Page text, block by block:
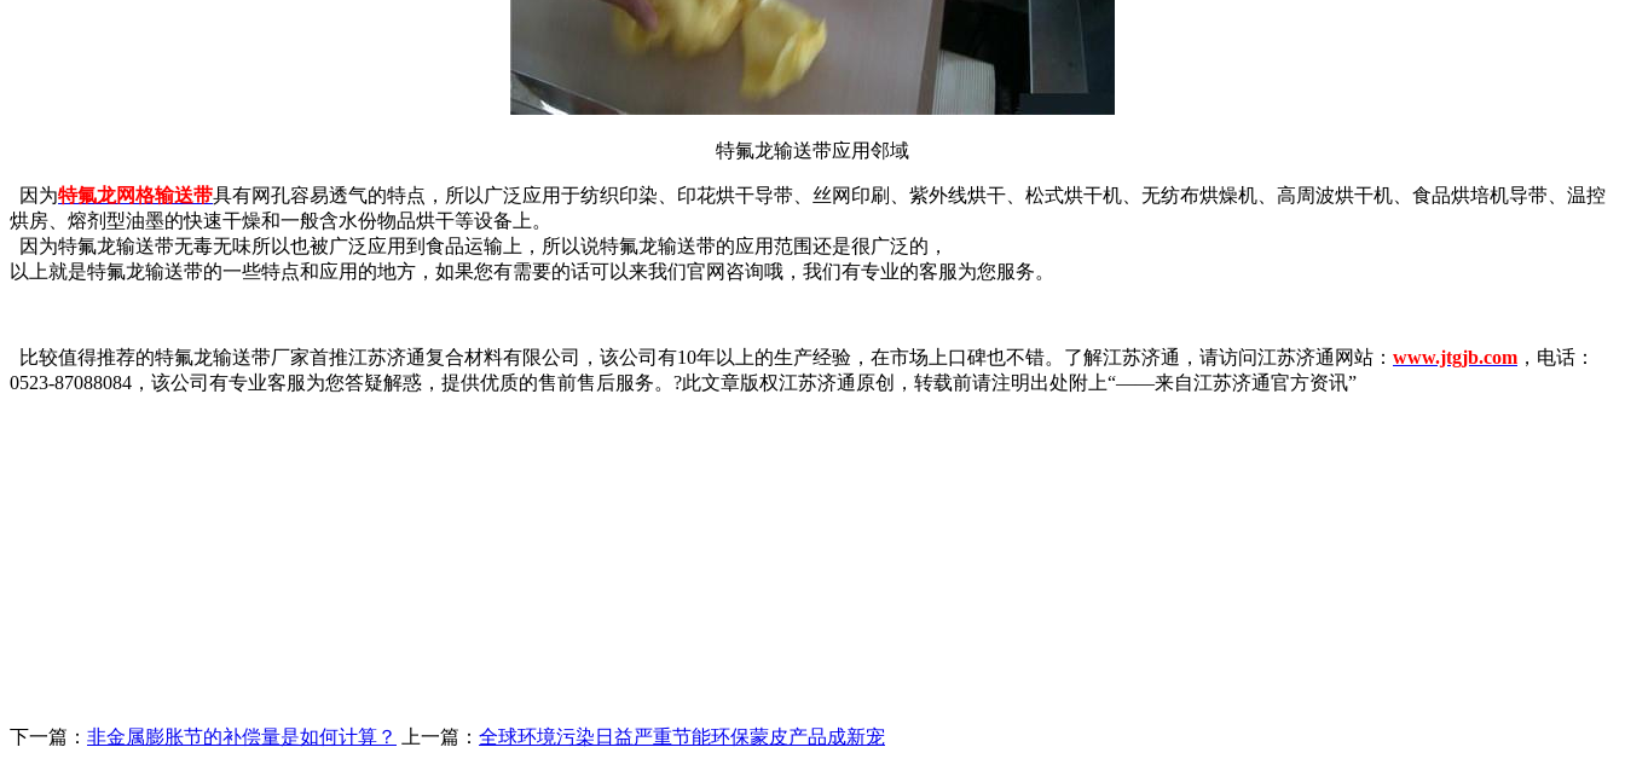
特氟龙输送带应用邻域
因为特氟龙网格输送带具有网孔容易透气的特点，所以广泛应用于纺织印染、印花烘干导带、丝网印刷、紫外线烘干、松式烘干机、无纺布烘燥机、高周波烘干机、食品烘培机导带、温控
烘房、熔剂型油墨的快速干燥和一般含水份物品烘干等设备上。
因为特氟龙输送带无毒无味所以也被广泛应用到食品运输上，所以说特氟龙输送带的应用范围还是很广泛的，
以上就是特氟龙输送带的一些特点和应用的地方，如果您有需要的话可以来我们官网咨询哦，我们有专业的客服为您服务。
比较值得推荐的特氟龙输送带厂家首推江苏济通复合材料有限公司，该公司有10年以上的生产经验，在市场上口碑也不错。了解江苏济通，请访问江苏济通网站： www.jtgjb.com ，电话：
0523-87088084，该公司有专业客服为您答疑解惑，提供优质的售前售后服务。?此文章版权江苏济通原创，转载前请注明出处附上“——来自江苏济通官方资讯”
下一篇： 非金属膨胀节的补偿量是如何计算？ 上一篇： 全球环境污染日益严重节能环保蒙皮产品成新宠